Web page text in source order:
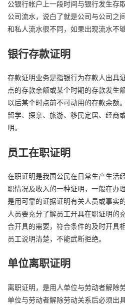
公银行帐户上一段时间与银行发生存
公司流水，说白了就是公司与公司之
和私人流水很不同，如果出现流水不
银行存款证明
存款证明业务是指银行为存款人出具
点的存款余额或某个时期的存款发生
以后某个时点前不可动用的存款余额
留学、探亲、旅游、移民定居、经商
明。
员工在职证明
在职证明是我国公民在日常生产生活
职情况及收入的一种证明，一般在办
是用可靠的证据证明有关人员或事实
人员要充分了解员工开具在职证明的
合开具的需要，符合条件的及时开具
员工说明清楚，不能武断拒绝。
单位离职证明
离职证明，是用人单位与劳动者解除
单位与劳动者解除劳动关系后必须出